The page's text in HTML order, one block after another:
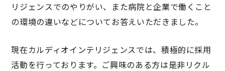
リジェンスでのやりがい、また病院と企業で働くこと
の環境の違いなどについてお答えいただきました。
現在カルディオインテリジェンスでは、積極的に採用
活動を行っております。ご興味のある方は是非リクル